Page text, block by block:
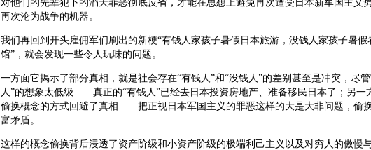
对他们的先辈犯下的滔天罪恶彻底反省，才能在思想上避免再次遭受日本新军国主义
再次沦为战争的机器。
我们再回到开头雇佣军们刷出的新梗“有钱人家孩子暑假日本旅游，没钱人家孩子暑假
馆”，就会发现一些令人玩味的问题。
一方面它揭示了部分真相，就是社会存在“有钱人”和“没钱人”的差别甚至是冲突，尽
人”的想象太低级——真正的“有钱人”已经去日本投资房地产、准备移民日本了；另一
偷换概念的方式回避了真相——把正视日本军国主义的罪恶这样的大是大非问题，偷
富矛盾。
这样的概念偷换背后浸透了资产阶级和小资产阶级的极端利己主义以及对穷人的傲慢